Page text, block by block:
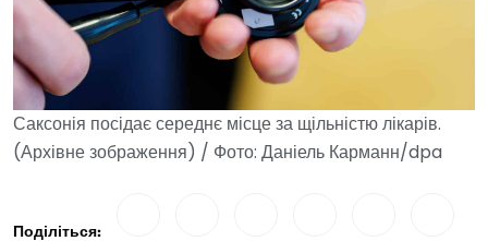
Саксонія посідає середнє місце за щільністю лікарів.
(Архівне зображення) / Фото: Даніель Карманн/dpa
Поділіться: